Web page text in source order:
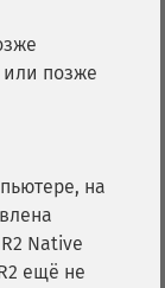
или позже
на
Native
ещё не